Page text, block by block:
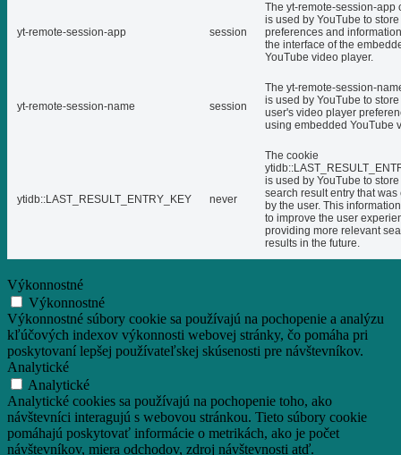
yt-remote-session-app session
The yt-remote-session-app
is used by YouTube to
preferences and
the interface of the
YouTube video player.
yt-remote-session-name session
The yt-remote-session-
is used by YouTube to
user's video player
using embedded YouTube
ytidb::LAST_RESULT_ENTRY_KEY never
The cookie
is used by YouTube to
search result entry that was
by the user. This
to improve the user
providing more relevant
results in the future.
Výkonnostné
Výkonnostné
Výkonnostné súbory cookie sa používajú na pochopenie a analýzu
kľúčových indexov výkonnosti webovej stránky, čo pomáha pri
poskytovaní lepšej používateľskej skúsenosti pre návštevníkov.
Analytické
Analytické
Analytické cookies sa používajú na pochopenie toho, ako
návštevníci interagujú s webovou stránkou. Tieto súbory cookie
pomáhajú poskytovať informácie o metrikách, ako je počet
návštevníkov, miera odchodov, zdroj návštevnosti atď.